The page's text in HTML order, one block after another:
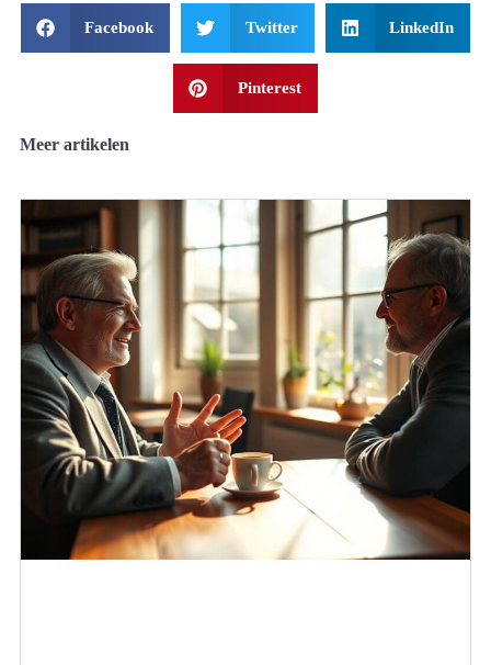
Facebook Twitter LinkedIn
Pinterest
Meer artikelen